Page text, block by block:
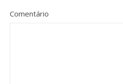
Comentário